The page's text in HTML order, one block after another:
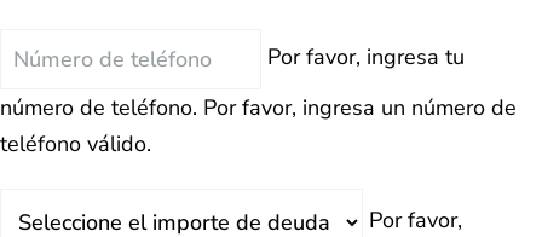
Teléfono
Por favor, ingresa tu
número de teléfono. Por favor, ingresa un número de
teléfono válido.
Por favor,